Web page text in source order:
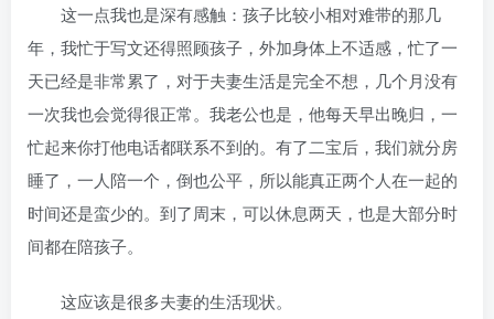
这一点我也是深有感触：孩子比较小相对难带的那几
年，我忙于写文还得照顾孩子，外加身体上不适感，忙了一
天已经是非常累了，对于夫妻生活是完全不想，几个月没有
一次我也会觉得很正常。我老公也是，他每天早出晚归，一
忙起来你打他电话都联系不到的。有了二宝后，我们就分房
睡了，一人陪一个，倒也公平，所以能真正两个人在一起的
时间还是蛮少的。到了周末，可以休息两天，也是大部分时
间都在陪孩子。
这应该是很多夫妻的生活现状。